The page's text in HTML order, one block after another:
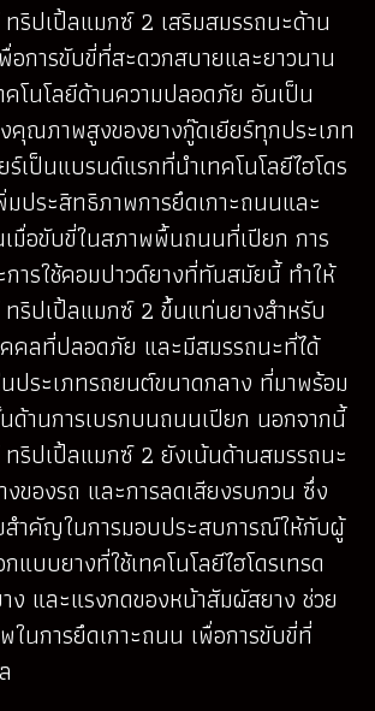
ริปเปิ้ลแมกซ์ 2 เสริมสมรรถนะด้าน
การขับขี่ที่สะดวกสบายและยาวนาน
โนโลยีด้านความปลอดภัย อันเป็น
คุณภาพสูงของยางกู๊ดเยียร์ทุกประเภท
เป็นแบรนด์แรกที่นำเทคโนโลยีไฮโดร
มประสิทธิภาพการยึดเกาะถนนและ
เมื่อขับขี่ในสภาพพื้นถนนที่เปียก การ
ารใช้คอมปาวด์ยางที่ทันสมัยนี้ ทำให้
ทริปเปิ้ลแมกซ์ 2 ขึ้นแท่นยางสำหรับ
คลที่ปลอดภัย และมีสมรรถนะที่ได้
ระเภทรถยนต์ขนาดกลาง ที่มาพร้อม
ด้านการเบรกบนถนนเปียก นอกจากนี้
ริปเปิ้ลแมกซ์ 2 ยังเน้นด้านสมรรถนะ
ของรถ และการลดเสียงรบกวน ซึ่ง
ำคัญในการมอบประสบการณ์ให้กับผู้
แบบยางที่ใช้เทคโนโลยีไฮโดรเทรด
ง และแรงกดของหน้าสัมผัสยาง ช่วย
ในการยึดเกาะถนน เพื่อการขับขี่ที่